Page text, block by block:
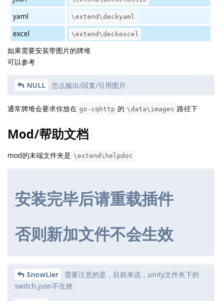
yaml \extend\deckyaml
excel \extend\deckexcel
如果需要安装带图片的牌堆
可以参考
NULL 怎么输出/回复/引用图片
通常牌堆会要求你放在 go-cqhttp 的 \data\images 路径下
Mod/帮助文档
mod的末端文件夹是 \extend\helpdoc
安装完毕后请重载插件
否则新加文件不会生效
SnowLier
需要注意的是，目前来说，unity文件夹下的
switch.json不生效